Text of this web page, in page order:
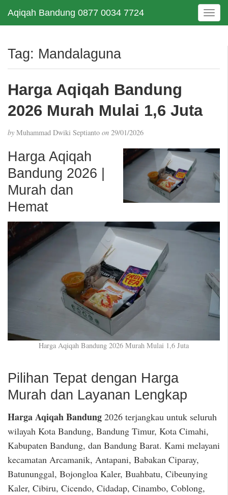
Aqiqah Bandung 0877 0034 7724
T
o
e
t
Tag: Mandalaguna
Harga Aqiqah Bandung
2026 Murah Mulai 1,6 Juta
by Muhammad Dwiki Septianto on 29/01/2026
Harga Aqiqah
Bandung 2026 |
Murah dan
Hemat
Harga Aqiqah Bandung 2026 Murah Mulai 1,6 Juta
Pilihan Tepat dengan Harga
Murah dan Layanan Lengkap
Harga Aqiqah Bandung 2026 terjangkau untuk seluruh
wilayah Kota Bandung, Bandung Timur, Kota Cimahi,
Kabupaten Bandung, dan Bandung Barat. Kami melayani
kecamatan Arcamanik, Antapani, Babakan Ciparay,
Batununggal, Bojongloa Kaler, Buahbatu, Cibeunying
Kaler, Cibiru, Cicendo, Cidadap, Cinambo, Coblong,